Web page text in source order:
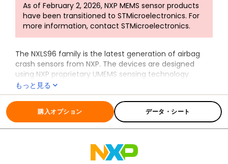
As of February 2, 2026, NXP MEMS sensor products
have been transitioned to STMicroelectronics. For
more information, contact STMicroelectronics.
The NXLS96 family is the latest generation of airbag
crash sensors from NXP. The devices are designed
using NXP proprietary UMEMS sensing technology
combined with a signal conditioning ASIC in a QFN 4 x 4
x 1.45 mm package.
The devices feature a user PSI5 interface. They can
measure acceleration in single or dual independent
axis configurations from +/-15.5 g to +/-500 g. The
high and low pass filtering.
もっと見る
全ての情報 NXLS96
購入オプション データ・シート